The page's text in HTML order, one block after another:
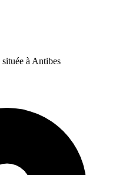
à Antibes